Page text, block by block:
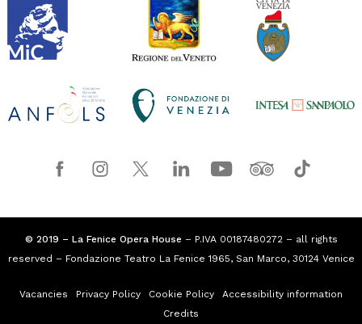
© 2019 – La Fenice Opera House – P.IVA 00187480272 – all rights
reserved – Fondazione Teatro La Fenice 1965, San Marco, 30124 Venice
Vacancies Privacy Policy Cookie Policy
Accessibility information
Credits